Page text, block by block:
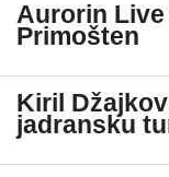
Aurorin
Primošten
Kiril
jadransku